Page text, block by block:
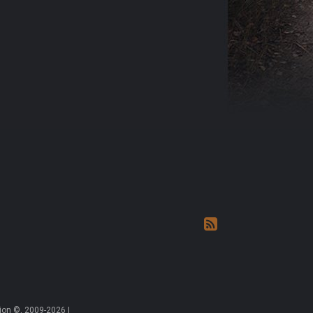
©, 2009-2026 |